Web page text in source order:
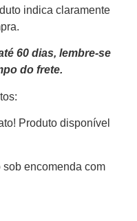
indica claramente
60 dias, lembre-se
do frete.
Produto disponível
sob encomenda com